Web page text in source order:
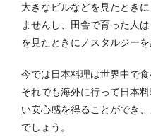
大きなビルなどを見たとき
ませんし、田舎で育った人
を見たときにノスタルジー
今では日本料理は世界中で
それでも海外に行って日本料
い安心感を得ることができ
でしょう。